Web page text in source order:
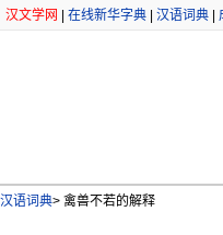
汉文学网 在线新华字典 汉语词典
汉语词典> 禽兽不若的解释